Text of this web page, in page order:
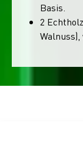
Basis.
2
Walnuss),